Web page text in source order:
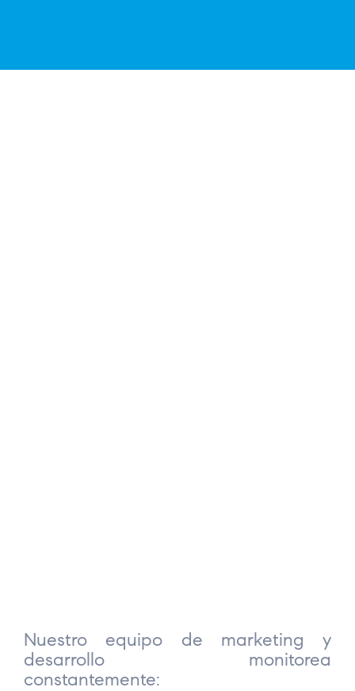
Nuestro equipo de marketing y
desarrollo monitorea
constantemente: